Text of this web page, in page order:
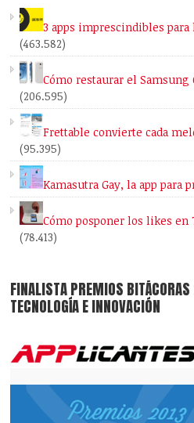
3 apps imprescindibles
(463.582)
Cómo restaurar el Samsung
(206.595)
Frettable convierte cada
(95.395)
Kamasutra Gay, la app para
Cómo posponer los likes en
(78.413)
FINALISTA PREMIOS
TECNOLOGÍA E INNOVACIÓN